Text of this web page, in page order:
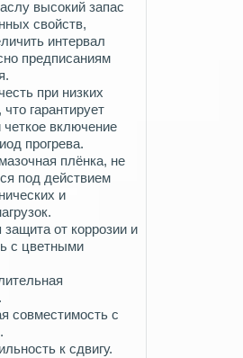
высокий запас
свойств,
интервал
предписаниям
при низких
гарантирует
четкое включение
прогрева.
плёнка, не
под действием
и
от коррозии и
с цветными
совместимость с
к сдвигу.